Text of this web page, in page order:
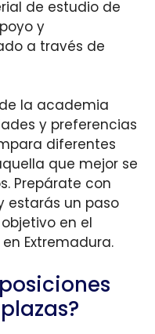
de estudio de
y
a través de
la academia
y preferencias
diferentes
que mejor se
Prepárate con
estarás un paso
en el
Extremadura.